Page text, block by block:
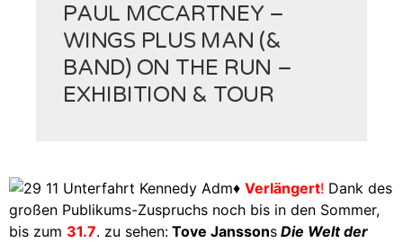
PAUL MCCARTNEY –
WINGS PLUS MAN (&
BAND) ON THE RUN –
EXHIBITION & TOUR
♦ Verlängert! Dank des
großen Publikums-Zuspruchs noch bis in den Sommer,
bis zum 31.7. zu sehen: Tove Janssons Die Welt der